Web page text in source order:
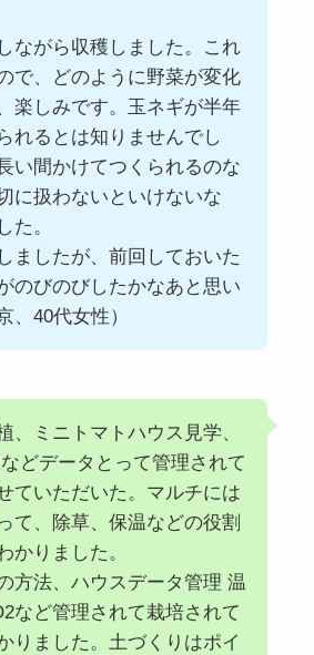
ながら収穫しました。これ
で、どのように野菜が変化
楽しみです。玉ネギが半年
れるとは知りませんでし
い間かけてつくられるのな
に扱わないといけないな
た。
ましたが、前回しておいた
のびのびしたかなあと思い
、40代女性）
、ミニトマトハウス見学、
どデータとって管理されて
ていただいた。マルチには
て、除草、保温などの役割
かりました。
方法、ハウスデータ管理 温
など管理されて栽培されて
りました。土づくりはポイ